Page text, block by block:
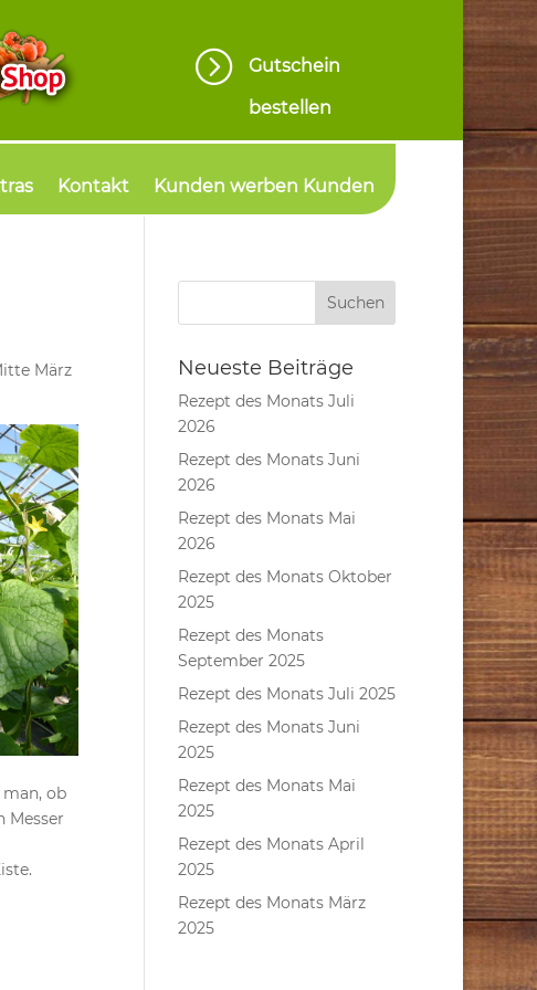
=
Gutschein
bestellen
Kontakt Kunden werben Kunden
März
ob
Messer
Neueste Beiträge
Rezept des Monats Juli
2026
Rezept des Monats Juni
2026
Rezept des Monats Mai
2026
Rezept des Monats Oktober
2025
Rezept des Monats
September 2025
Rezept des Monats Juli 2025
Rezept des Monats Juni
2025
Rezept des Monats Mai
2025
Rezept des Monats April
2025
Rezept des Monats März
2025